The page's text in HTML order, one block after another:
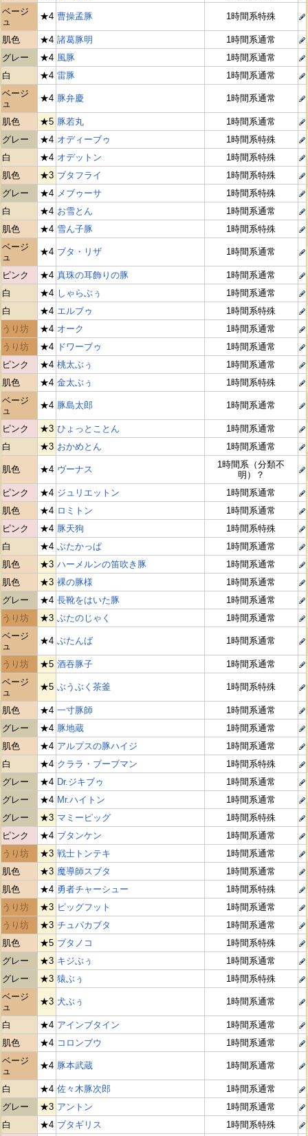
ベージ
ュ
★4 曹操孟豚 1時間系特殊
肌色 ★4 諸葛豚明
1時間系通常
グレー
★4 風豚
1時間系通常
白
★4 雷豚
1時間系通常
ベージ
ュ
★4 豚弁慶 1時間系通常
肌色 ★5 豚若丸
1時間系通常
グレー
★4 オディーブゥ
1時間系特殊
白
★4 オデットン
1時間系特殊
肌色
★3 ブタフライ
1時間系特殊
グレー
★4 メブゥーサ
1時間系特殊
白
★4 お雪とん
1時間系通常
肌色
★4 雪ん子豚
1時間系特殊
ベージ
ュ
★4 ブタ・リザ 1時間系通常
ピンク ★4 真珠の耳飾りの豚
1時間系通常
白
★4 しゃらぶぅ
1時間系通常
白
★4 エルブゥ
1時間系特殊
うり坊
★4 オーク
1時間系通常
うり坊
★4 ドワーブゥ
1時間系通常
ピンク
★4 桃太ぶぅ
1時間系通常
肌色
★4 金太ぶぅ
1時間系特殊
ベージ
ュ
★4 豚島太郎 1時間系通常
ピンク ★3 ひょっとことん
1時間系通常
白
★3 おかめとん 1時間系通常
肌色 ★4 ヴーナス
1時間系（分類不
明）？
ピンク
★4 ジュリエットン
1時間系通常
肌色
★4 ロミトン
1時間系通常
ピンク
★4 豚天狗
1時間系特殊
白
★4 ぶたかっぱ
1時間系通常
肌色
★3 ハーメルンの笛吹き豚
1時間系通常
肌色
★3 裸の豚様
1時間系通常
グレー
★4 長靴をはいた豚
1時間系通常
うり坊
★3 ぶたのじゃく
1時間系通常
ベージ
ュ
★4 ぶたんば 1時間系通常
うり坊 ★5 酒吞豚子
1時間系通常
ベージ
ュ
★5 ぶうぶく茶釜 1時間系特殊
肌色 ★4 一寸豚師
1時間系通常
グレー
★4 豚地蔵
1時間系通常
肌色
★4 アルプスの豚ハイジ
1時間系通常
白
★4 クララ・ブーブマン
1時間系特殊
グレー
★4 Dr.ジキブゥ
1時間系通常
グレー
★4 Mr.ハイトン
1時間系通常
グレー
★3 マミーピッグ
1時間系特殊
ピンク
★4 ブタンケン
1時間系通常
うり坊
★3 戦士トンテキ
1時間系通常
肌色
★3 魔導師スブタ
1時間系通常
肌色
★4 勇者チャーシュー
1時間系特殊
うり坊
★3 ピッグフット
1時間系通常
うり坊
★3 チュパカブタ
1時間系通常
肌色
★5 ブタノコ
1時間系特殊
グレー
★3 キジぶぅ
1時間系通常
グレー
★3 猿ぶぅ
1時間系特殊
ベージ
ュ
★3 犬ぶぅ 1時間系通常
白 ★4 アインブタイン
1時間系通常
肌色
★4 コロンブウ
1時間系通常
ベージ
ュ
★4 豚本武蔵 1時間系通常
白 ★4 佐々木豚次郎
1時間系通常
グレー
★3 アントン
1時間系通常
白
★4 ブタギリス 1時間系特殊